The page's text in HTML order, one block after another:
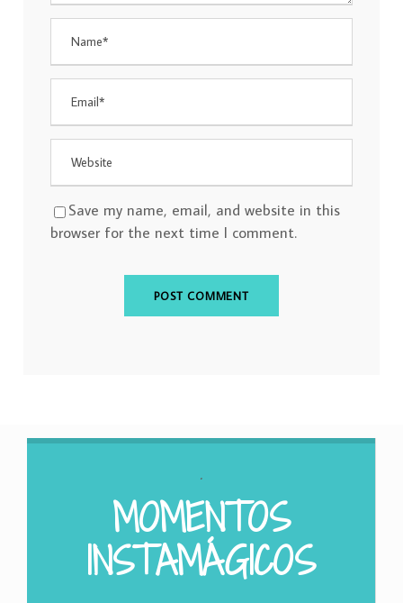
Save my name, email, and website in this
browser for the next time I comment.
.
MOMENTOS
INSTAMÁGICOS